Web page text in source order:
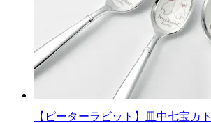
【ピーターラビット】皿中七宝カ